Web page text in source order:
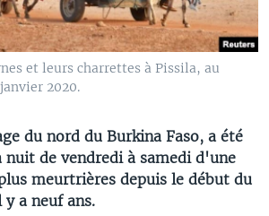
et leurs charrettes à Pissila, au
2020.
du nord du Burkina Faso, a été
nuit de vendredi à samedi d'une
meurtrières depuis le début du
a neuf ans.